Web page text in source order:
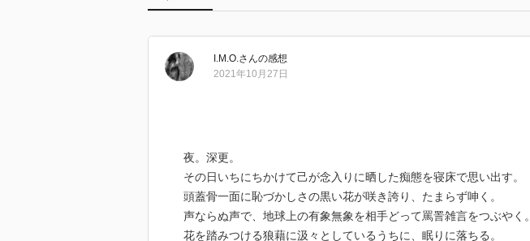
I.M.O.さんの感想
2021年10月27日
夜。深更。
その日いちにちかけて己が念入りに晒した痴態を寝床で思い出す。
頭蓋骨一面に恥づかしさの黒い花が咲き誇り、たまらず呻く。
声ならぬ声で、地球上の有象無象を相手どって罵詈雑言をつぶやく。
花を踏みつける狼藉に汲々としているうちに、眠りに落ちる。